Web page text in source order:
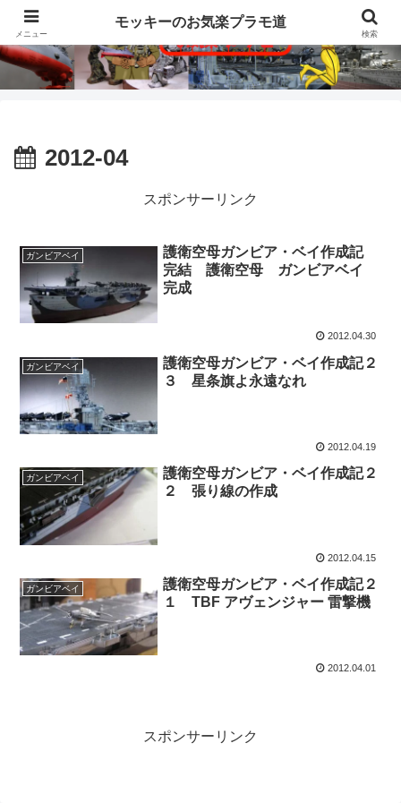
2012-04
スポンサーリンク
ガンビアベイ
護衛空母ガンビア・ベイ作成記
完結 護衛空母 ガンビアベイ
完成
2012.04.30
ガンビアベイ
護衛空母ガンビア・ベイ作成記２
３ 星条旗よ永遠なれ
2012.04.19
ガンビアベイ
護衛空母ガンビア・ベイ作成記２
２ 張り線の作成
2012.04.15
ガンビアベイ
護衛空母ガンビア・ベイ作成記２
１ TBF アヴェンジャー 雷撃機
2012.04.01
スポンサーリンク
メニュー
モッキーのお気楽プラモ道
検索